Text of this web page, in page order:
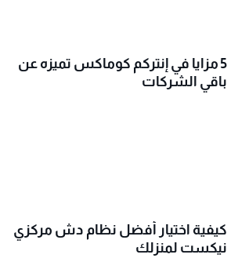
5 مزايا في إنتركم كوماكس تميزه عن
باقي الشركات
كيفية اختيار أفضل نظام دش مركزي
نيكست لمنزلك